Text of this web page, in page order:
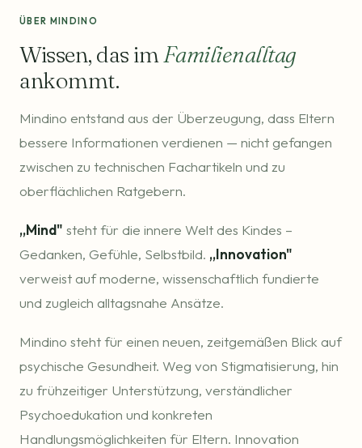
ÜBER MINDINO
Wissen, das imFamilienalltag
ankommt.
Mindino entstand aus der Überzeugung, dass Eltern
bessere Informationen verdienen — nicht gefangen
zwischen zu technischen Fachartikeln und zu
oberflächlichen Ratgebern.
„Mind" steht für die innere Welt des Kindes –
Gedanken, Gefühle, Selbstbild. „Innovation"
verweist auf moderne, wissenschaftlich fundierte
und zugleich alltagsnahe Ansätze.
Mindino steht für einen neuen, zeitgemäßen Blick auf
psychische Gesundheit. Weg von Stigmatisierung, hin
zu frühzeitiger Unterstützung, verständlicher
Psychoedukation und konkreten
Handlungsmöglichkeiten für Eltern. Innovation